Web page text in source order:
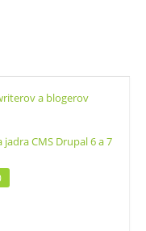
a blogerov
CMS Drupal 6 a 7